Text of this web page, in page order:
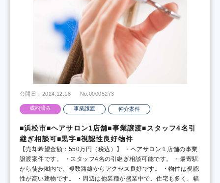
公開日：2024.12.18 No.00005273
成約済み 事業譲渡 仲介案件
■浜松市■ヘアサロン1店舗■事業譲渡■スタッフ4名引
継ぎ相談可■黒字■視認性良好物件
【売却希望金額：550万円（税込）】 ・ヘアサロン１店舗の事業
譲渡案件です。 ・スタッフ4名の引継ぎ相談可能です。 ・最寄駅
から徒歩圏内で、複数路線からアクセス良好です。 ・物件は視認
性が高い建物です。 ・周辺は他業種が盛業中で、住宅も多く、幅